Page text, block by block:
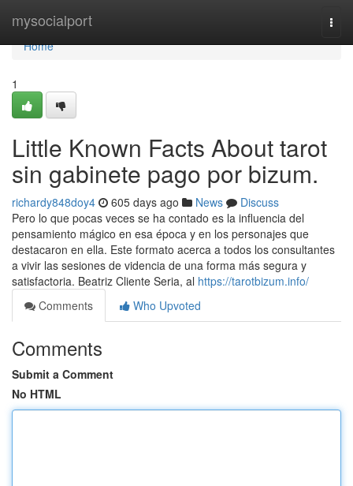
mysocialport
Home
Home
1
Little Known Facts About tarot
sin gabinete pago por bizum.
richardy848doy4 605 days ago News
Discuss
Pero lo que pocas veces se ha contado es la influencia del
pensamiento mágico en esa época y en los personajes que
destacaron en ella. Este formato acerca a todos los consultantes
a vivir las sesiones de videncia de una forma más segura y
satisfactoria. Beatriz Cliente Seria, al https://tarotbizum.info/
Comments
Who Upvoted
Comments
Submit a Comment
No HTML